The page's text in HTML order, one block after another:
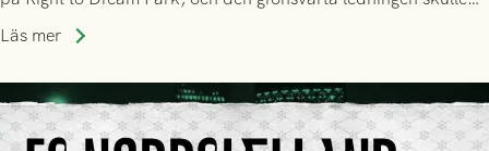
upphöra efter mindre än kvarten spelad. På lika mark visade
tennissiffror och det grönsvarta europaäventyret tog slut.
Läs mer